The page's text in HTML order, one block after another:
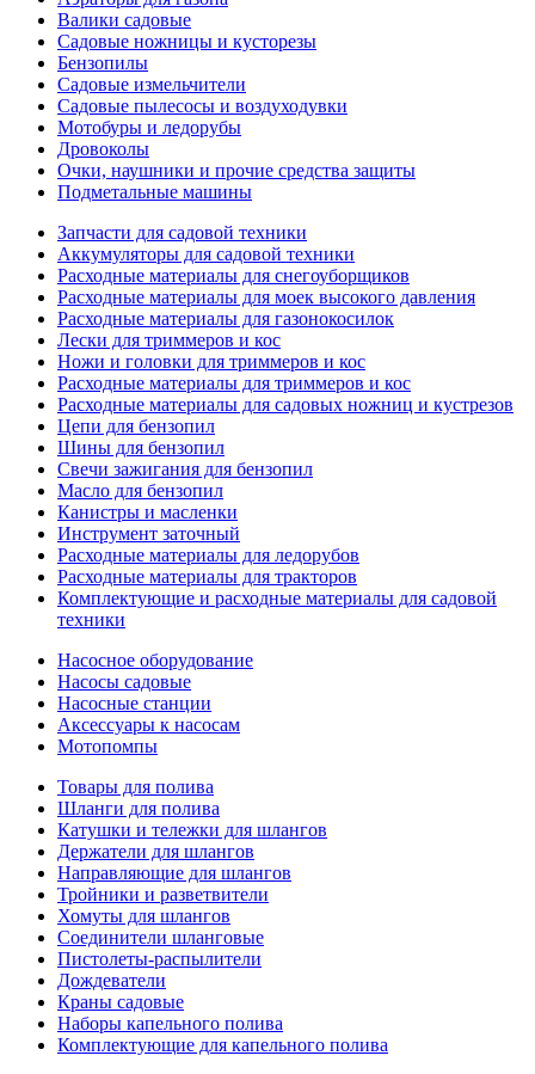
Валики садовые
Садовые ножницы и кусторезы
Бензопилы
Садовые измельчители
Садовые пылесосы и воздуходувки
Мотобуры и ледорубы
Дровоколы
Очки, наушники и прочие средства защиты
Подметальные машины
Запчасти для садовой техники
Аккумуляторы для садовой техники
Расходные материалы для снегоуборщиков
Расходные материалы для моек высокого давления
Расходные материалы для газонокосилок
Лески для триммеров и кос
Ножи и головки для триммеров и кос
Расходные материалы для триммеров и кос
Расходные материалы для садовых ножниц и кустрезов
Цепи для бензопил
Шины для бензопил
Свечи зажигания для бензопил
Масло для бензопил
Канистры и масленки
Инструмент заточный
Расходные материалы для ледорубов
Расходные материалы для тракторов
Комплектующие и расходные материалы для садовой
техники
Насосное оборудование
Насосы садовые
Насосные станции
Аксессуары к насосам
Мотопомпы
Товары для полива
Шланги для полива
Катушки и тележки для шлангов
Держатели для шлангов
Направляющие для шлангов
Тройники и разветвители
Хомуты для шлангов
Соединители шланговые
Пистолеты-распылители
Дождеватели
Краны садовые
Наборы капельного полива
Комплектующие для капельного полива